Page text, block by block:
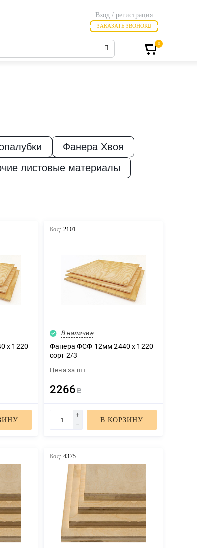
Вход / регистрация
ЗАКАЗАТЬ ЗВОНОК
0
Фанера Хвоя
листовые материалы
х 1220
Код: 2101
В наличие
Фанера ФСФ 12мм 2440 х 1220
сорт 2/3
Цена за шт
2266 Р
В КОРЗИНУ
Код: 4375